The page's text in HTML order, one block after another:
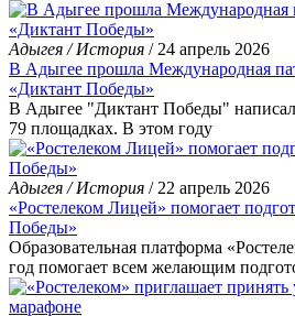
Адыгея / История / 24 апрель 2026
В Адыгее прошла Международная
«Диктант Победы»
В Адыгее "Диктант Победы"
79 площадках. В этом году
Адыгея / История / 22 апрель 2026
«Ростелеком Лицей» помогает
Победы»
Образовательная платформа
год помогает всем желающим